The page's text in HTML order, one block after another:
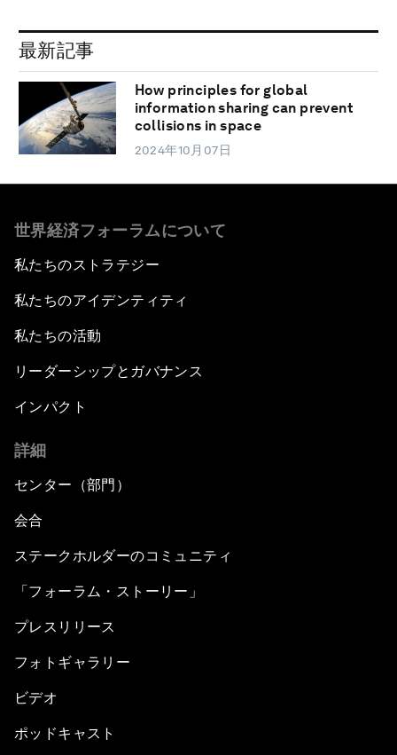
最新記事
How principles for global
information sharing can prevent
collisions in space
2024年10月07日
世界経済フォーラムについて
私たちのストラテジー
私たちのアイデンティティ
私たちの活動
リーダーシップとガバナンス
インパクト
詳細
センター（部門）
会合
ステークホルダーのコミュニティ
「フォーラム・ストーリー」
プレスリリース
フォトギャラリー
ビデオ
ポッドキャスト